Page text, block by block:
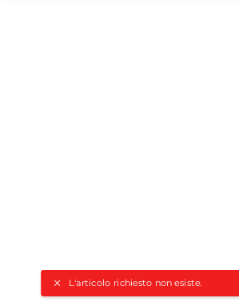
L'articolo richiesto non esiste.